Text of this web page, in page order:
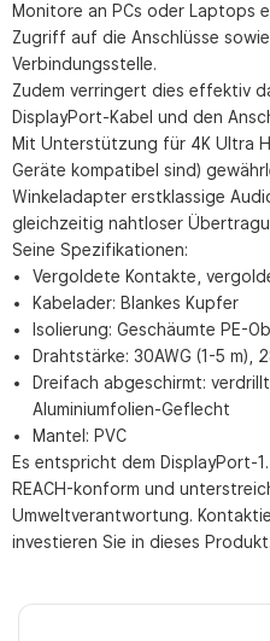
Monitore an PCs oder Laptops
Zugriff auf die Anschlüsse
Verbindungsstelle.
Zudem verringert dies effektiv
DisplayPort-Kabel und den
Mit Unterstützung für 4K Ultra
Geräte kompatibel sind)
Winkeladapter erstklassige
gleichzeitig nahtloser
Seine Spezifikationen:
Vergoldete Kontakte,
Kabelader: Blankes Kupfer
Isolierung: Geschäumte PE-
Drahtstärke: 30AWG (1-5 m),
Dreifach abgeschirmt:
Aluminiumfolien-Geflecht
Mantel: PVC
Es entspricht dem DisplayPort-
REACH-konform und
Umweltverantwortung.
investieren Sie in dieses Produkt.